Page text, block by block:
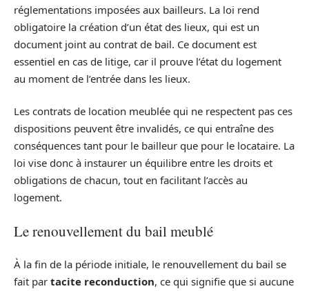
réglementations imposées aux bailleurs. La loi rend
obligatoire la création d’un état des lieux, qui est un
document joint au contrat de bail. Ce document est
essentiel en cas de litige, car il prouve l’état du logement
au moment de l’entrée dans les lieux.
Les contrats de location meublée qui ne respectent pas ces
dispositions peuvent être invalidés, ce qui entraîne des
conséquences tant pour le bailleur que pour le locataire. La
loi vise donc à instaurer un équilibre entre les droits et
obligations de chacun, tout en facilitant l’accès au
logement.
Le renouvellement du bail meublé
À la fin de la période initiale, le renouvellement du bail se
fait par tacite reconduction, ce qui signifie que si aucune